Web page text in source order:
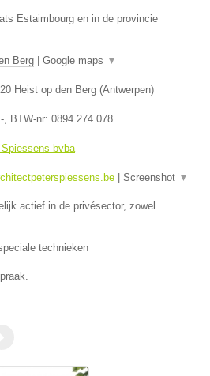
Estaimbourg en in de provincie
Berg Google maps ▼
Heist op den Berg (Antwerpen)
- , BTW-nr: 0894.274.078
bvba
Screenshot ▼
actief in de privésector, zowel
technieken